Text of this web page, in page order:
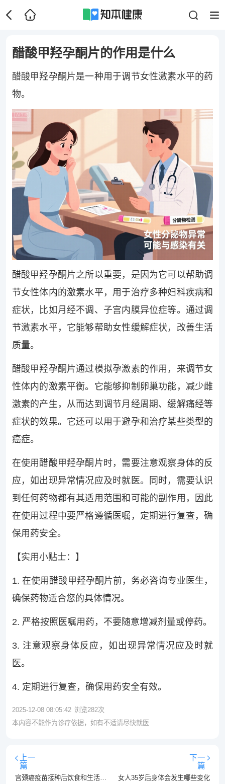
醋酸甲羟孕酮片的作用是什么
醋酸甲羟孕酮片是一种用于调节女性激素水平的药
物。
醋酸甲羟孕酮片之所以重要，是因为它可以帮助调
节女性体内的激素水平，用于治疗多种妇科疾病和
症状，比如月经不调、子宫内膜异位症等。通过调
节激素水平，它能够帮助女性缓解症状，改善生活
质量。
醋酸甲羟孕酮片通过模拟孕激素的作用，来调节女
性体内的激素平衡。它能够抑制卵巢功能，减少雌
激素的产生，从而达到调节月经周期、缓解痛经等
症状的效果。它还可以用于避孕和治疗某些类型的
癌症。
在使用醋酸甲羟孕酮片时，需要注意观察身体的反
应，如出现异常情况应及时就医。同时，需要认识
到任何药物都有其适用范围和可能的副作用，因此
在使用过程中要严格遵循医嘱，定期进行复查，确
保用药安全。
【实用小贴士：】
1. 在使用醋酸甲羟孕酮片前，务必咨询专业医生，
确保药物适合您的具体情况。
2. 严格按照医嘱用药，不要随意增减剂量或停药。
3. 注意观察身体反应，如出现异常情况应及时就
医。
4. 定期进行复查，确保用药安全有效。
2025-12-08 08:05:42 浏览282次
本内容不能作为诊疗依据，如有不适请尽快就医
上一
篇
宫颈癌疫苗接种后饮食和生活的注意事项
下一
篇
女人35岁后身体会发生哪些变化